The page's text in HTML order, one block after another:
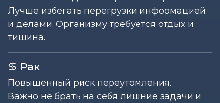
Лучше избегать перегрузки информацией
и делами. Организму требуется отдых и
тишина.
♋ Рак
Повышенный риск переутомления.
Важно не брать на себя лишние задачи и